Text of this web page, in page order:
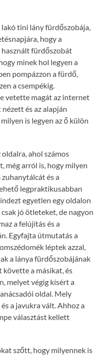
tini lány fürdőszobája,
hogy a
használt fürdőszobát
minek hol legyen a
pompázzon a fürdő,
a csempékig.
vetette magát az internet
és az alapján
is legyen az ő külön
ahol számos
még arról is, hogy milyen
és a
legpraktikusabban
egyetlen egy oldalon
jó ötleteket, de nagyon
a felújítás és a
Egyfajta útmutatás a
léptek azzal,
a lánya fürdőszobájának
követte a másikat, és
melyet végig kísért a
oldal. Mely
a javukra vált. Ahhoz a
választást kellett
szőtt, hogy milyennek is